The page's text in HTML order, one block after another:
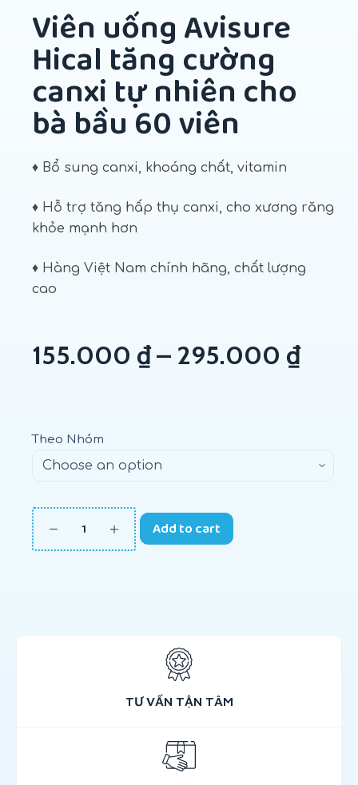
Viên uống Avisure
Hical tăng cường
canxi tự nhiên cho
bà bầu 60 viên
♦ Bổ sung canxi, khoáng chất, vitamin
♦ Hỗ trợ tăng hấp thụ canxi, cho xương răng
khỏe mạnh hơn
♦ Hàng Việt Nam chính hãng, chất lượng
cao
155.000 ₫– 295.000 ₫
Theo Nhóm
Add to cart
TƯ VẤN TẬN TÂM